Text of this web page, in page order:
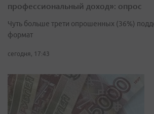
профессиональный доход»: опрос
Чуть больше трети опрошенных (36%)
формат
сегодня, 17:43